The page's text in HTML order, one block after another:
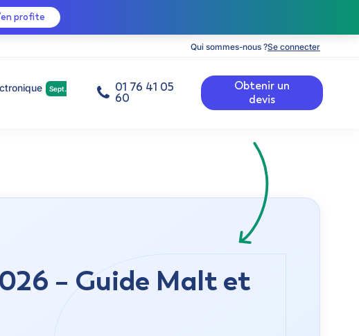
profite
Qui sommes-nous ?Se connecter
Sept.
01 76 41 05
60
Obtenir un
devis
– Guide Malt et